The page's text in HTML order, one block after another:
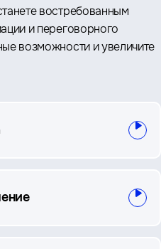
востребованным
и переговорного
возможности и увеличите